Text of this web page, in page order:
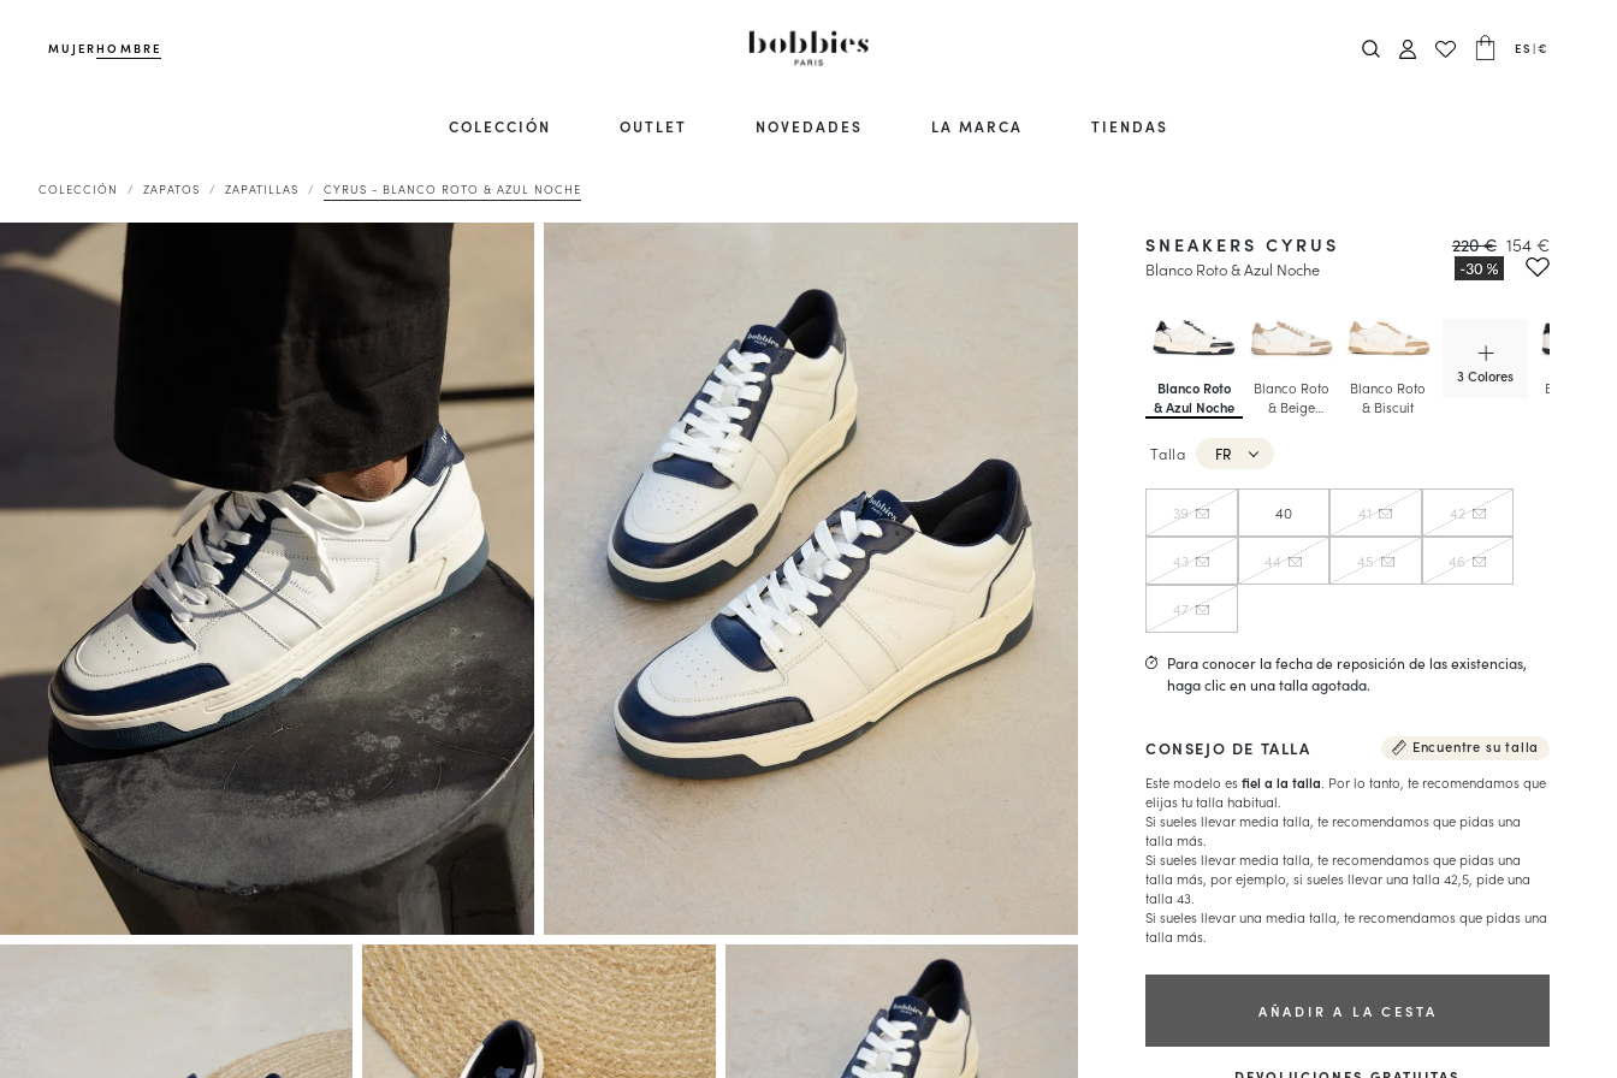
MUJERHOMBRE ES |€
COLECCIÓN OUTLET NOVEDADES LA MARCA TIENDAS
COLECCIÓN ZAPATOS ZAPATILLAS CYRUS - BLANCO ROTO & AZUL NOCHE
Blanco Roto
& Azul Noche
Blanco Roto
& Beige
Blanco Roto
& Biscuit
3 Colores
Blanco
SNEAKERS CYRUS
Blanco Roto & Azul Noche
220 € 154 €
Talla FR
39 40 41 42
43 44 45 46
47
Para conocer la fecha de reposición de las existencias,
haga clic en una talla agotada.
CONSEJO DE TALLA
Encuentre su talla
Este modelo esfiel a la talla . Por lo tanto, te recomendamos que
elijas tu talla habitual.
Si sueles llevar media talla, te recomendamos que pidas una
talla más.
Si sueles llevar media talla, te recomendamos que pidas una
talla más, por ejemplo, si sueles llevar una talla 42,5, pide una
talla 43.
Si sueles llevar una media talla, te recomendamos que pidas una
talla más.
AÑADIR A LA CESTA